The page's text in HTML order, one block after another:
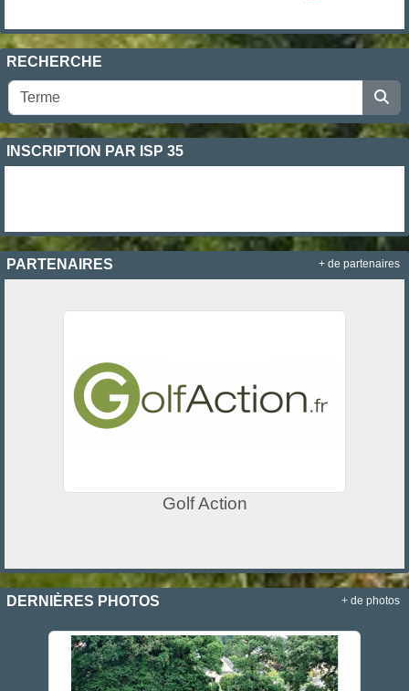
RECHERCHE
INSCRIPTION PAR ISP 35
PARTENAIRES
Golf Action
+ de partenaires
DERNIÈRES PHOTOS + de photos